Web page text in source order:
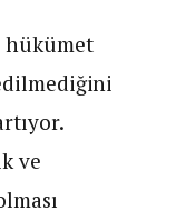
hükümet
ve